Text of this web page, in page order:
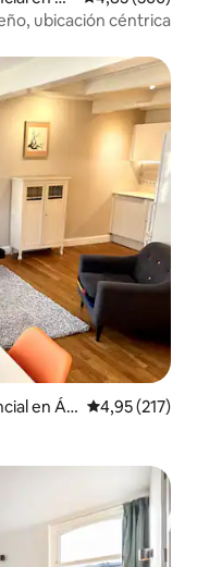
ubicación céntrica
en Á
Calificación
4,95 (217)